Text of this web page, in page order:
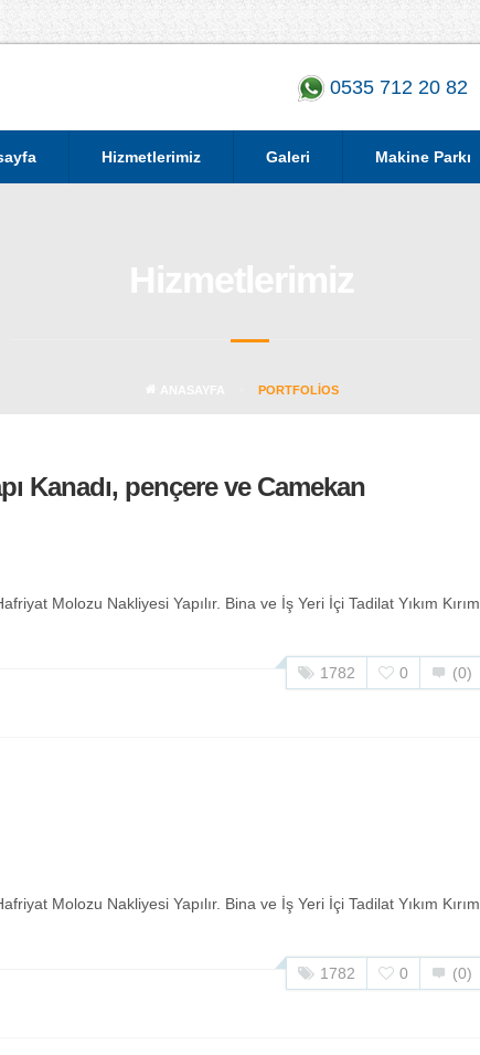
0535 712 20 82
Hizmetlerimiz Galeri Makine Parkı
PORTFOLIOS
Kanadı, pençere ve Camekan
Molozu Nakliyesi Yapılır. Bina ve İş Yeri İçi Tadilat Yıkım Kırım
1782 0 (0)
Molozu Nakliyesi Yapılır. Bina ve İş Yeri İçi Tadilat Yıkım Kırım
1782 0 (0)